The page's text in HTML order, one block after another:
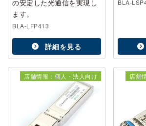
の安定した光通信を実現し
ます。
BLA-LFP413
詳細を見る
BLA-
店舗情報：個人・法人向け 店舗